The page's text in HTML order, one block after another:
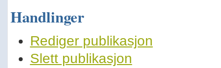
Handlinger
Rediger publikasjon
Slett publikasjon